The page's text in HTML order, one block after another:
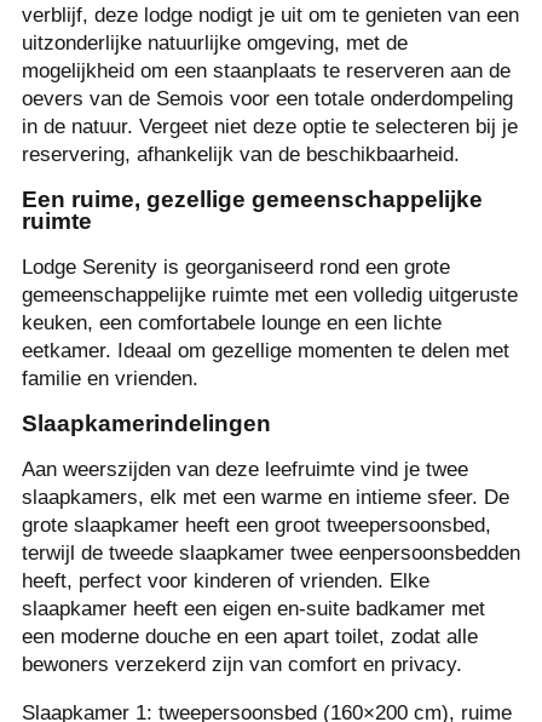
verblijf, deze lodge nodigt je uit om te genieten van een
uitzonderlijke natuurlijke omgeving, met de
mogelijkheid om een staanplaats te reserveren aan de
oevers van de Semois voor een totale onderdompeling
in de natuur. Vergeet niet deze optie te selecteren bij je
reservering, afhankelijk van de beschikbaarheid.
Een ruime, gezellige gemeenschappelijke
ruimte
Lodge Serenity is georganiseerd rond een grote
gemeenschappelijke ruimte met een volledig uitgeruste
keuken, een comfortabele lounge en een lichte
eetkamer. Ideaal om gezellige momenten te delen met
familie en vrienden.
Slaapkamerindelingen
Aan weerszijden van deze leefruimte vind je twee
slaapkamers, elk met een warme en intieme sfeer. De
grote slaapkamer heeft een groot tweepersoonsbed,
terwijl de tweede slaapkamer twee eenpersoonsbedden
heeft, perfect voor kinderen of vrienden. Elke
slaapkamer heeft een eigen en-suite badkamer met
een moderne douche en een apart toilet, zodat alle
bewoners verzekerd zijn van comfort en privacy.
Slaapkamer 1: tweepersoonsbed (160×200 cm), ruime